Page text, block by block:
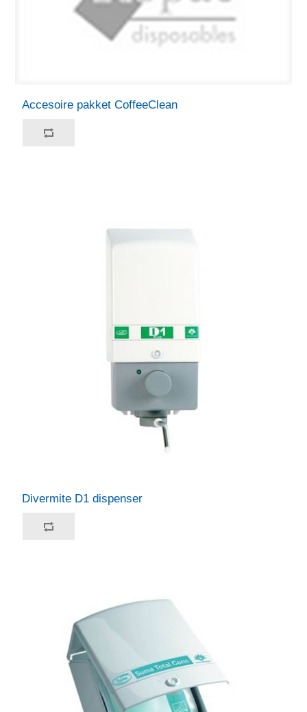
Accesoire pakket CoffeeClean
Divermite D1 dispenser